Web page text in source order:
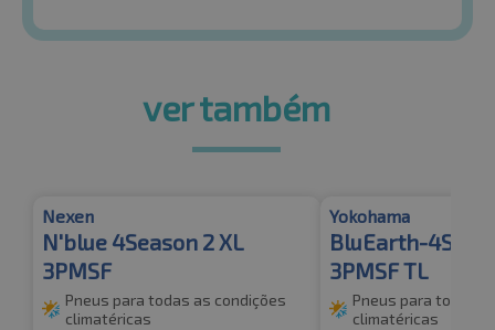
ver também
Nexen
N'blue 4Season 2 XL
3PMSF
Pneus para todas as condições
climatéricas
Yokohama
BluEarth-4S
3PMSF TL
Pneus para todas
climatéricas